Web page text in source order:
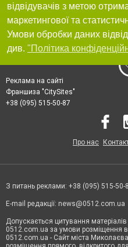
відвідувачів з метою
маркетингової та
Умови обробки даних
див. "Політика
Реклама на сайті
Франшиза "CitySites"
+38 (095) 515-50-87
Про нас
З питань реклами: +38 (095) 515-50-
E-mail редакції: news@0512.com.ua
Допускається цитування
0512.com.ua за умови розміщення
0512.com.ua - Сайт міста